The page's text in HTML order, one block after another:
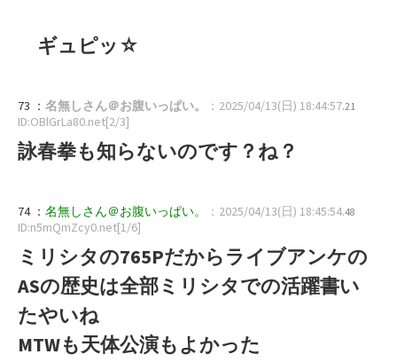
ギュピッ☆
73 ： 名無しさん＠お腹いっぱい。 ：2025/04/13(日) 18:44:57.21
ID:OBlGrLa80.net[2/3]
詠春拳も知らないのです？ね？
74 ： 名無しさん＠お腹いっぱい。 ：2025/04/13(日) 18:45:54.48
ID:n5mQmZcy0.net[1/6]
ミリシタの765Pだからライブアンケの
ASの歴史は全部ミリシタでの活躍書い
たやいね
MTWも天体公演もよかった